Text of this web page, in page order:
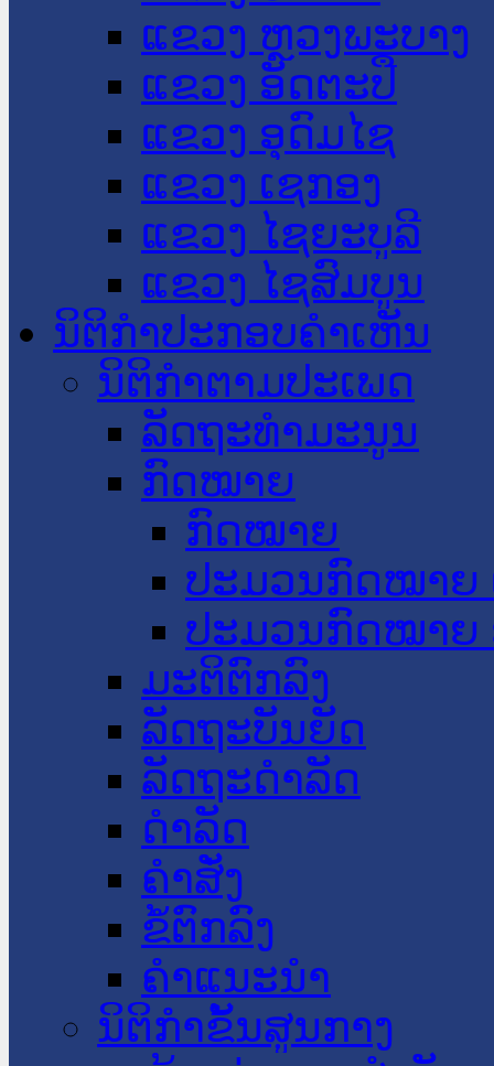
ແຂວງ ຫຼວງພະບາງ
ແຂວງ ອັດຕະປື
ແຂວງ ອຸດົມໄຊ
ແຂວງ ເຊກອງ
ແຂວງ ໄຊຍະບູລີ
ແຂວງ ໄຊສົມບູນ
ນິຕິກໍາປະກອບຄໍາເຫັນ
ນິຕິກໍາຕາມປະເພດ
ລັດຖະທໍາມະນູນ
ກົດໝາຍ
ກົດໝາຍ
ປະມວນກົດໝາຍ
ປະມວນກົດໝາຍ
ມະຕິຕົກລົງ
ລັດຖະບັນຍັດ
ລັດຖະດໍາລັດ
ດໍາລັດ
ຄໍາສັ່ງ
ຂໍ້ຕົກລົງ
ຄໍາແນະນໍາ
ນິຕິກຳຂັ້ນສູນກາງ